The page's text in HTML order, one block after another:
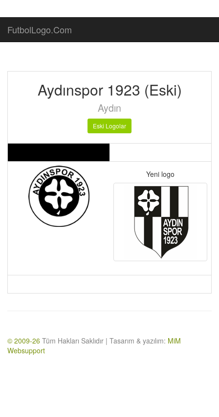
FutbolLogo.Com
Aydınspor 1923 (Eski)
Aydın
Eski Logolar
Yeni logo
© 2009-26 Tüm Hakları Saklıdır | Tasarım & yazılım: MiM
Websupport